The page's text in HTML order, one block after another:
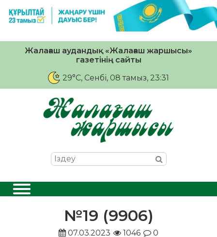
Жалағаш аудандық «Жалағаш жаршысы»
газетінің сайты
29°C, Сенбі, 08 тамыз, 23:31
№19 (9906)
07.03.2023 1046 0